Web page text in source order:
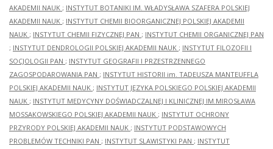
AKADEMII NAUK ; INSTYTUT BOTANIKI IM. WŁADYSŁAWA SZAFERA POLSKIEJ
AKADEMII NAUK ; INSTYTUT CHEMII BIOORGANICZNEJ POLSKIEJ AKADEMII
NAUK ; INSTYTUT CHEMII FIZYCZNEJ PAN ; INSTYTUT CHEMII ORGANICZNEJ PAN
; INSTYTUT DENDROLOGII POLSKIEJ AKADEMII NAUK ; INSTYTUT FILOZOFII I
SOCJOLOGII PAN ; INSTYTUT GEOGRAFII I PRZESTRZENNEGO
ZAGOSPODAROWANIA PAN ; INSTYTUT HISTORII im. TADEUSZA MANTEUFFLA
POLSKIEJ AKADEMII NAUK ; INSTYTUT JĘZYKA POLSKIEGO POLSKIEJ AKADEMII
NAUK ; INSTYTUT MEDYCYNY DOŚWIADCZALNEJ I KLINICZNEJ IM.MIROSŁAWA
MOSSAKOWSKIEGO POLSKIEJ AKADEMII NAUK ; INSTYTUT OCHRONY
PRZYRODY POLSKIEJ AKADEMII NAUK ; INSTYTUT PODSTAWOWYCH
PROBLEMÓW TECHNIKI PAN ; INSTYTUT SLAWISTYKI PAN ; INSTYTUT